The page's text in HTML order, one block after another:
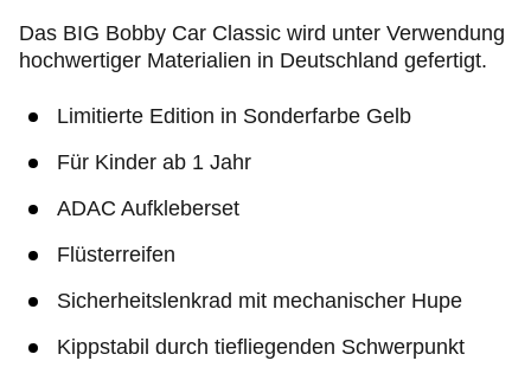
Das BIG Bobby Car Classic wird unter Verwendung
hochwertiger Materialien in Deutschland gefertigt.
Limitierte Edition in Sonderfarbe Gelb
Für Kinder ab 1 Jahr
ADAC Aufkleberset
Flüsterreifen
Sicherheitslenkrad mit mechanischer Hupe
Kippstabil durch tiefliegenden Schwerpunkt